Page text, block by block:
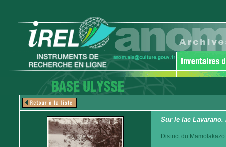
Sur le lac
District du Mamolakazo